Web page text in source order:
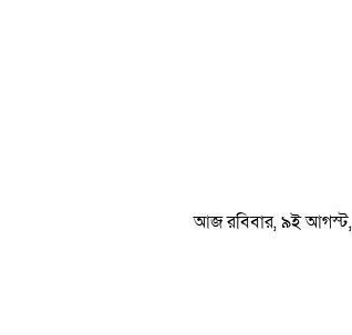
আজ রবিবার, ৯ই আগস্ট,